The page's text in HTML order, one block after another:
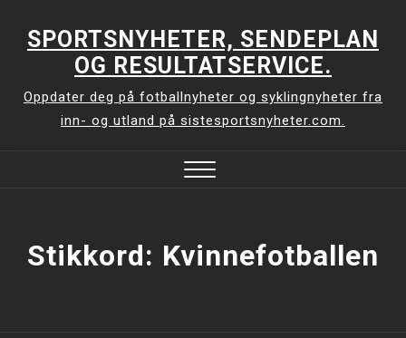
SPORTSNYHETER, SENDEPLAN
OG RESULTATSERVICE.
Oppdater deg på fotballnyheter og syklingnyheter fra
inn- og utland på sistesportsnyheter.com.
Stikkord: Kvinnefotballen